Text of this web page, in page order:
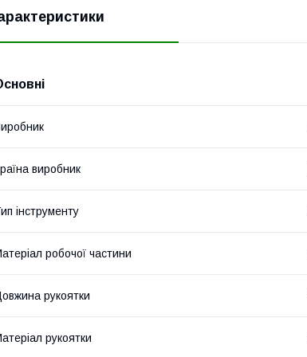
виробник
інструменту
робочої частини
рукоятки
рукоятки